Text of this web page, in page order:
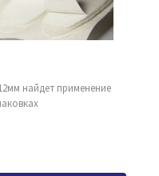
найдет применение